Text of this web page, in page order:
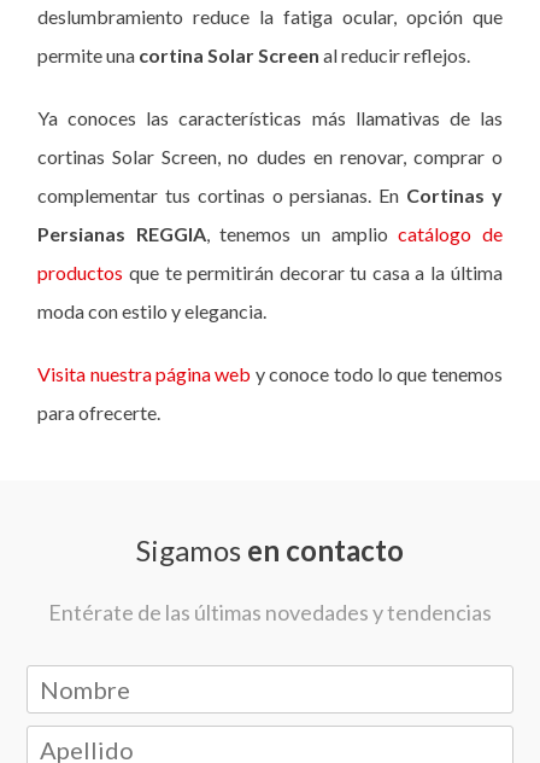
deslumbramiento reduce la fatiga ocular, opción que
permite una cortina Solar Screen al reducir reflejos.
Ya conoces las características más llamativas de las
cortinas Solar Screen, no dudes en renovar, comprar o
complementar tus cortinas o persianas. En Cortinas y
Persianas REGGIA, tenemos un ampliocatálogo de
productos que te permitirán decorar tu casa a la última
moda con estilo y elegancia.
Visita nuestra página web y conoce todo lo que tenemos
para ofrecerte.
Sigamos en contacto
Entérate de las últimas novedades y tendencias